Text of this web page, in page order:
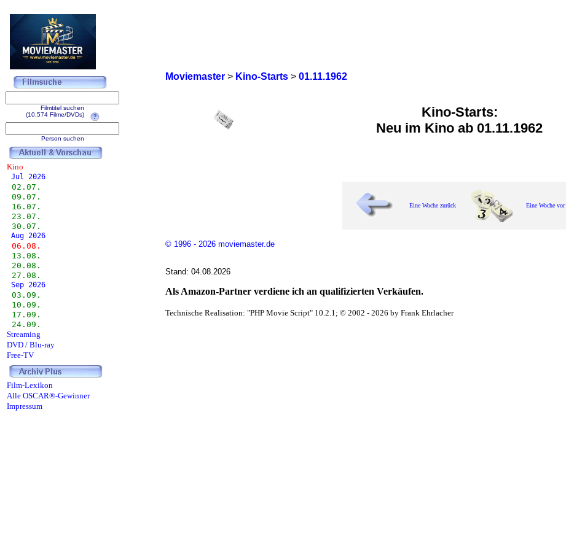
Moviemaster> Kino-Starts> 01.11.1962
Kino-Starts:
Neu im Kino ab 01.11.1962
Eine Woche zurück Eine Woche vor
© 1996 - 2026 moviemaster.de
Stand: 04.08.2026
Als Amazon-Partner verdiene ich an qualifizierten Verkäufen.
Technische Realisation: "PHP Movie Script" 10.2.1; © 2002 - 2026 by Frank Ehrlacher
Filmtitel suchen
(10.574 Filme/DVDs)
Person suchen
Kino
Jul 2026
02.07.
09.07.
16.07.
23.07.
30.07.
Aug 2026
06.08.
13.08.
20.08.
27.08.
Sep 2026
03.09.
10.09.
17.09.
24.09.
Streaming
DVD / Blu-ray
Free-TV
Film-Lexikon
Alle OSCAR®-Gewinner
Impressum